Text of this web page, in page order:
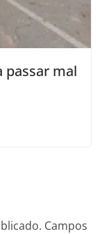
passar mal
Campos